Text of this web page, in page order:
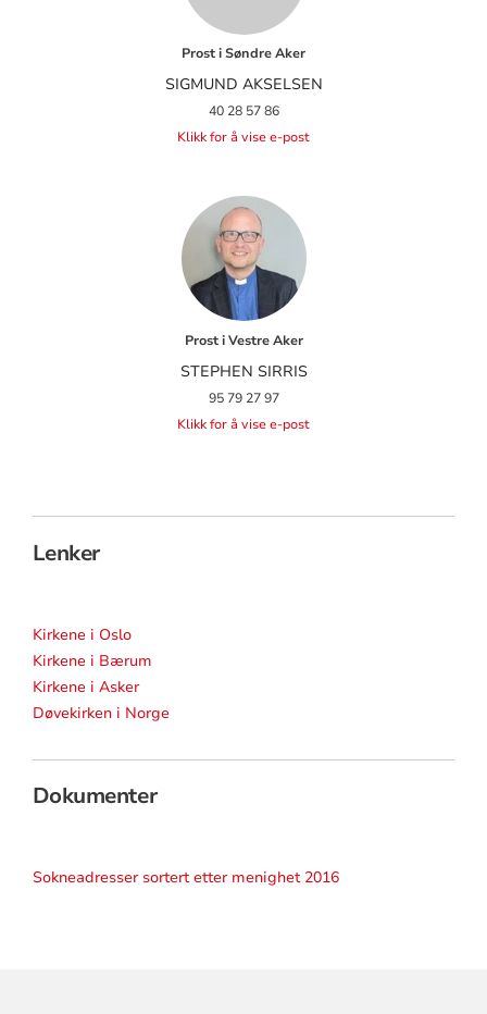
Prost i Søndre Aker
SIGMUND AKSELSEN
40 28 57 86
Klikk for å vise e-post
Prost i Vestre Aker
STEPHEN SIRRIS
95 79 27 97
Klikk for å vise e-post
Lenker
Kirkene i Oslo
Kirkene i Bærum
Kirkene i Asker
Døvekirken i Norge
Dokumenter
Sokneadresser sortert etter menighet 2016